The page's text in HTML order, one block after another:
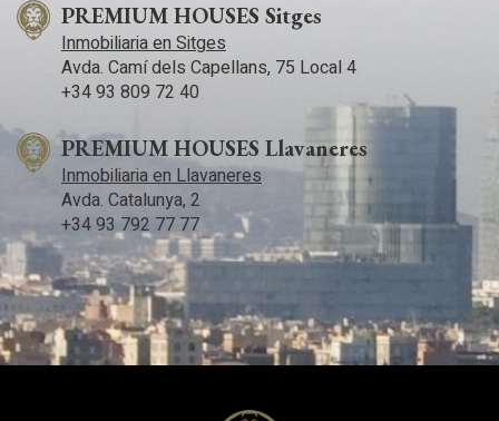
PREMIUM HOUSES Sitges
Inmobiliaria en Sitges
Avda. Camí­ dels Capellans, 75 Local 4
+34 93 809 72 40
PREMIUM HOUSES Llavaneres
Inmobiliaria en Llavaneres
Avda. Catalunya, 2
+34 93 792 77 77